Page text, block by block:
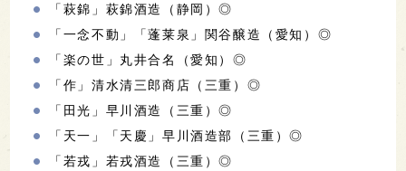
「萩錦」萩錦酒造（静岡）◎
「一念不動」「蓬莱泉」関谷醸造（愛知）◎
「楽の世」丸井合名（愛知）◎
「作」清水清三郎商店（三重）◎
「田光」早川酒造（三重）◎
「天一」「天慶」早川酒造部（三重）◎
「若戎」若戎酒造（三重）◎